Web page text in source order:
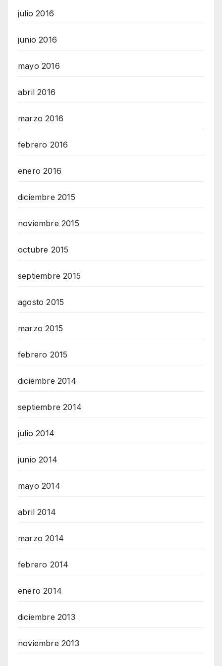
julio 2016
junio 2016
mayo 2016
abril 2016
marzo 2016
febrero 2016
enero 2016
diciembre 2015
noviembre 2015
octubre 2015
septiembre 2015
agosto 2015
marzo 2015
febrero 2015
diciembre 2014
septiembre 2014
julio 2014
junio 2014
mayo 2014
abril 2014
marzo 2014
febrero 2014
enero 2014
diciembre 2013
noviembre 2013